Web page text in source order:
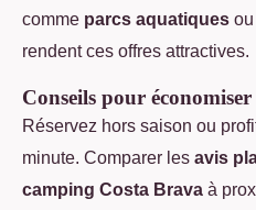
comme parcs aquatiques
rendent ces offres attractives.
Conseils pour
Réservez hors saison ou
minute. Comparer les avis
camping Costa Brava à